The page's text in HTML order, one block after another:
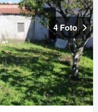
4 Foto